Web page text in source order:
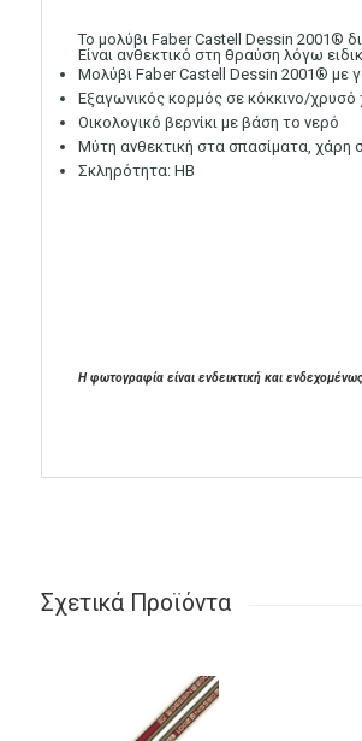
Το μολύβι Faber Castell Dessin 2001®
Είναι ανθεκτικό στη θραύση λόγω
Μολύβι Faber Castell Dessin 2001® με
Εξαγωνικός κορμός σε κόκκινο/
Οικολογικό βερνίκι με βάση το νερό
Μύτη ανθεκτική στα σπασίματα, χάρη
Σκληρότητα: ΗΒ
Η φωτογραφία είναι ενδεικτική και
Σχετικά Προϊόντα